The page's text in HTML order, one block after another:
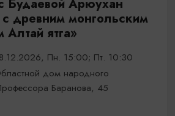
Будаевой Арюухан
древним монгольским
Алтай ятга»
Пн. 15:00; Пт. 10:30
дом народного
Баранова, 45